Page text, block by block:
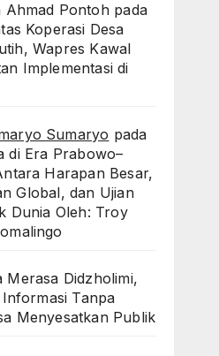
Ahmad Pontohpada
Koperasi Desa
Wapres Kawal
Implementasi di
Sumaryo pada
di Era Prabowo–
Harapan Besar,
Global, dan Ujian
Dunia Oleh: Troy
Merasa Didzholimi,
Tanpa
Menyesatkan Publik